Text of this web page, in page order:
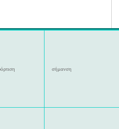
σήμανση